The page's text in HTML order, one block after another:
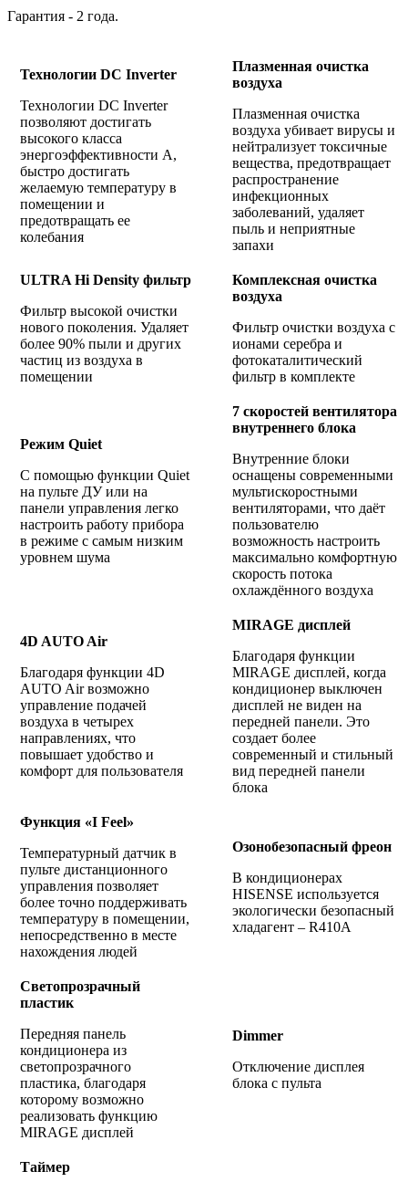
Гарантия - 2 года.
Технологии DC Inverter
Технологии DC Inverter
позволяют достигать
высокого класса
энергоэффективности А,
быстро достигать
желаемую температуру в
помещении и
предотвращать ее
колебания
Плазменная очистка
воздуха
Плазменная очистка
воздуха убивает вирусы и
нейтрализует токсичные
вещества, предотвращает
распространение
инфекционных
заболеваний, удаляет
пыль и неприятные
запахи
ULTRA Hi Density фильтр
Фильтр высокой очистки
нового поколения. Удаляет
более 90% пыли и других
частиц из воздуха в
помещении
Комплексная очистка
воздуха
Фильтр очистки воздуха с
ионами серебра и
фотокаталитический
фильтр в комплекте
Режим Quiet
C помощью функции Quiet
на пульте ДУ или на
панели управления легко
настроить работу прибора
в режиме с самым низким
уровнем шума
7 скоростей вентилятора
внутреннего блока
Внутренние блоки
оснащены современными
мультискоростными
вентиляторами, что даёт
пользователю
возможность настроить
максимально комфортную
скорость потока
охлаждённого воздуха
4D AUTO Air
Благодаря функции 4D
AUTO Air возможно
управление подачей
воздуха в четырех
направлениях, что
повышает удобство и
комфорт для пользователя
MIRAGE дисплей
Благодаря функции
MIRAGE дисплей, когда
кондиционер выключен
дисплей не виден на
передней панели. Это
создает более
современный и стильный
вид передней панели
блока
Функция «I Feel»
Температурный датчик в
пульте дистанционного
управления позволяет
более точно поддерживать
температуру в помещении,
непосредственно в месте
нахождения людей
Озонобезопасный фреон
В кондиционерах
HISENSE используется
экологически безопасный
хладагент – R410A
Светопрозрачный
пластик
Передняя панель
кондиционера из
светопрозрачного
пластика, благодаря
которому возможно
реализовать функцию
MIRAGE дисплей
Dimmer
Отключение дисплея
блока с пульта
Таймер